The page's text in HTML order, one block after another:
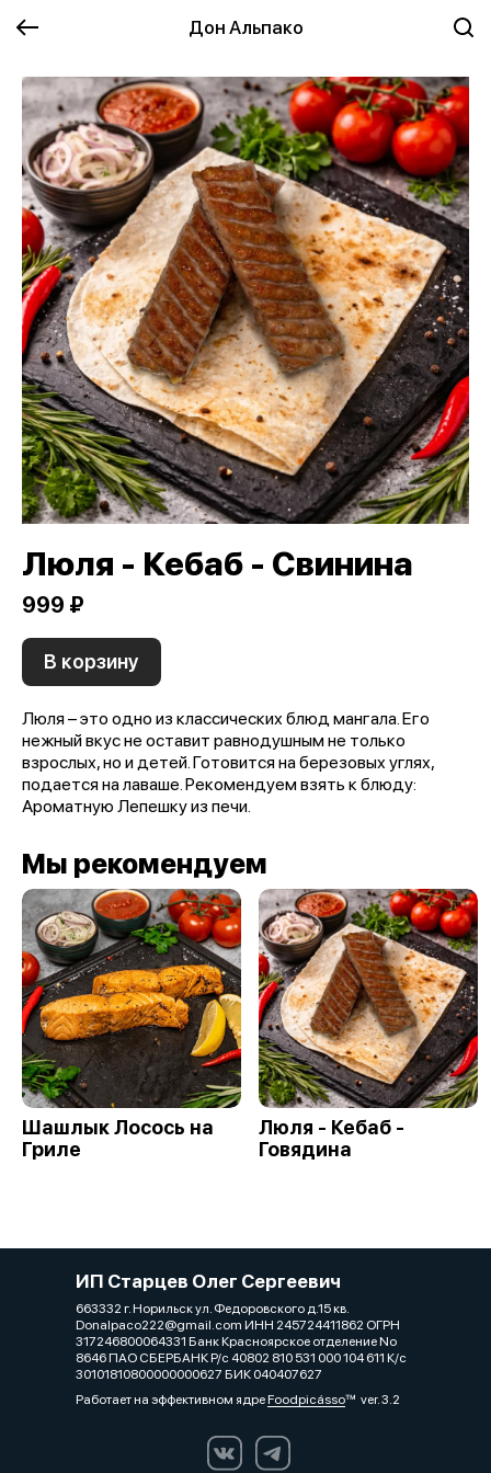
Дон Альпако
Люля - Кебаб - Свинина
999 ₽
В корзину
Люля – это одно из классических блюд мангала. Его
нежный вкус не оставит равнодушным не только
взрослых, но и детей. Готовится на березовых углях,
подается на лаваше. Рекомендуем взять к блюду:
Ароматную Лепешку из печи.
Мы рекомендуем
Шашлык Лосось на
Гриле
Люля - Кебаб -
Говядина
ИП Старцев Олег Сергеевич
663332 г. Норильск ул. Федоровского д.15 кв.
Donalpaco222@gmail.com ИНН 245724411862 ОГРН
317246800064331 Банк Красноярское отделение No
8646 ПАО СБЕРБАНК Р/с 40802 810 531 000 104 611 К/с
30101810800000000627 БИК 040407627
Работает на эффективном ядреFoodpicássover. 3.2